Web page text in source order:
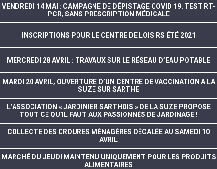
VENDREDI 14 MAI : CAMPAGNE DE DÉPISTAGE COVID 19. TEST RT-
PCR, SANS PRESCRIPTION MÉDICALE
INSCRIPTIONS POUR LE CENTRE DE LOISIRS ÉTÉ 2021
MERCREDI 28 AVRIL : TRAVAUX SUR LE RÉSEAU D’EAU POTABLE
MARDI 20 AVRIL, OUVERTURE D’UN CENTRE DE VACCINATION A LA
SUZE SUR SARTHE
L’ASSOCIATION « JARDINIER SARTHOIS » DE LA SUZE PROPOSE
TOUT CE QU’IL FAUT AUX PASSIONNÉS DE JARDINAGE !
COLLECTE DES ORDURES MÉNAGÈRES DÉCALÉE AU SAMEDI 10
AVRIL
MARCHÉ DU JEUDI MAINTENU UNIQUEMENT POUR LES PRODUITS
ALIMENTAIRES